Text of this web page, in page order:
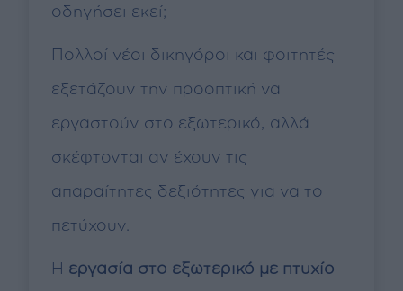
οδηγήσει εκεί;
Πολλοί νέοι δικηγόροι και φοιτητές
εξετάζουν την προοπτική να
εργαστούν στο εξωτερικό, αλλά
σκέφτονται αν έχουν τις
απαραίτητες δεξιότητες για να το
πετύχουν.
Η εργασία στο εξωτερικό με πτυχίο